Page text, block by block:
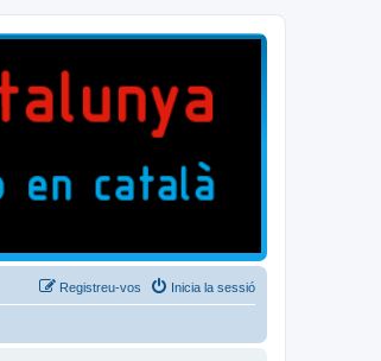
Inicia la sessió
Registreu-vos